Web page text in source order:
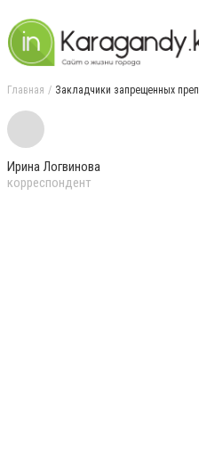
Главная Закладчики запрещенных
Ирина Логвинова
корреспондент